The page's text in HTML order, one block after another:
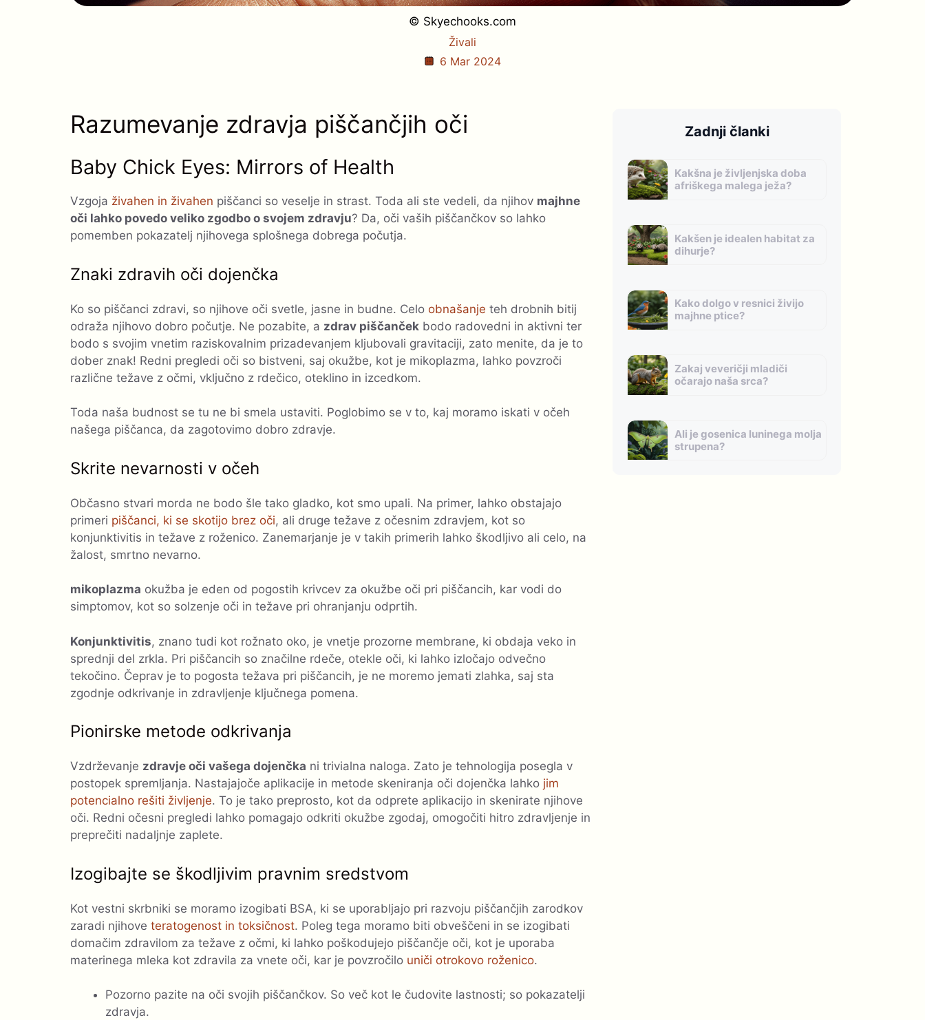
© Skyechooks.com
Živali
6 Mar 2024
Razumevanje zdravja piščančjih oči
Baby Chick Eyes: Mirrors of Health
Vzgoja živahen in živahen piščanci so veselje in strast. Toda ali ste vedeli, da njihov majhne
oči lahko povedo veliko zgodbo o svojem zdravju? Da, oči vaših piščančkov so lahko
pomemben pokazatelj njihovega splošnega dobrega počutja.
Znaki zdravih oči dojenčka
Ko so piščanci zdravi, so njihove oči svetle, jasne in budne. Celo obnašanje teh drobnih bitij
odraža njihovo dobro počutje. Ne pozabite, a zdrav piščanček bodo radovedni in aktivni ter
bodo s svojim vnetim raziskovalnim prizadevanjem kljubovali gravitaciji, zato menite, da je to
dober znak! Redni pregledi oči so bistveni, saj okužbe, kot je mikoplazma, lahko povzroči
različne težave z očmi, vključno z rdečico, oteklino in izcedkom.
Toda naša budnost se tu ne bi smela ustaviti. Poglobimo se v to, kaj moramo iskati v očeh
našega piščanca, da zagotovimo dobro zdravje.
Skrite nevarnosti v očeh
Občasno stvari morda ne bodo šle tako gladko, kot smo upali. Na primer, lahko obstajajo
primeri piščanci, ki se skotijo ​​brez oči, ali druge težave z očesnim zdravjem, kot so
konjunktivitis in težave z roženico. Zanemarjanje je v takih primerih lahko škodljivo ali celo, na
žalost, smrtno nevarno.
mikoplazma okužba je eden od pogostih krivcev za okužbe oči pri piščancih, kar vodi do
simptomov, kot so solzenje oči in težave pri ohranjanju odprtih.
Konjunktivitis, znano tudi kot rožnato oko, je vnetje prozorne membrane, ki obdaja veko in
sprednji del zrkla. Pri piščancih so značilne rdeče, otekle oči, ki lahko izločajo odvečno
tekočino. Čeprav je to pogosta težava pri piščancih, je ne moremo jemati zlahka, saj sta
zgodnje odkrivanje in zdravljenje ključnega pomena.
Pionirske metode odkrivanja
Vzdrževanje zdravje oči vašega dojenčka ni trivialna naloga. Zato je tehnologija posegla v
postopek spremljanja. Nastajajoče aplikacije in metode skeniranja oči dojenčka lahko jim
potencialno rešiti življenje. To je tako preprosto, kot da odprete aplikacijo in skenirate njihove
oči. Redni očesni pregledi lahko pomagajo odkriti okužbe zgodaj, omogočiti hitro zdravljenje in
preprečiti nadaljnje zaplete.
Izogibajte se škodljivim pravnim sredstvom
Kot vestni skrbniki se moramo izogibati BSA, ki se uporabljajo pri razvoju piščančjih zarodkov
zaradi njihove teratogenost in toksičnost. Poleg tega moramo biti obveščeni in se izogibati
domačim zdravilom za težave z očmi, ki lahko poškodujejo piščančje oči, kot je uporaba
materinega mleka kot zdravila za vnete oči, kar je povzročilo uniči otrokovo roženico.
Pozorno pazite na oči svojih piščančkov. So več kot le čudovite lastnosti; so pokazatelji
zdravja.
Zadnji članki
Kakšna je življenjska doba
afriškega malega ježa?
Kakšen je idealen habitat za
dihurje?
Kako dolgo v resnici živijo
majhne ptice?
Zakaj veveričji mladiči
očarajo naša srca?
Ali je gosenica luninega molja
strupena?